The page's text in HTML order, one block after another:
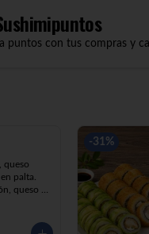
puntos con tus compras y
queso
palta.
queso
queso
-31%